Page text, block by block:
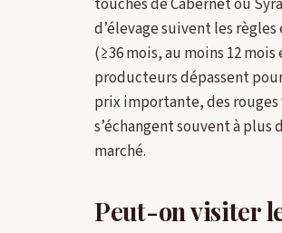
touches de Cabernet ou
d’élevage suivent les règles
(≥36 mois, au moins 12
producteurs dépassent
prix importante, des rouges
s’échangent souvent à
marché.
Peut-on visiter